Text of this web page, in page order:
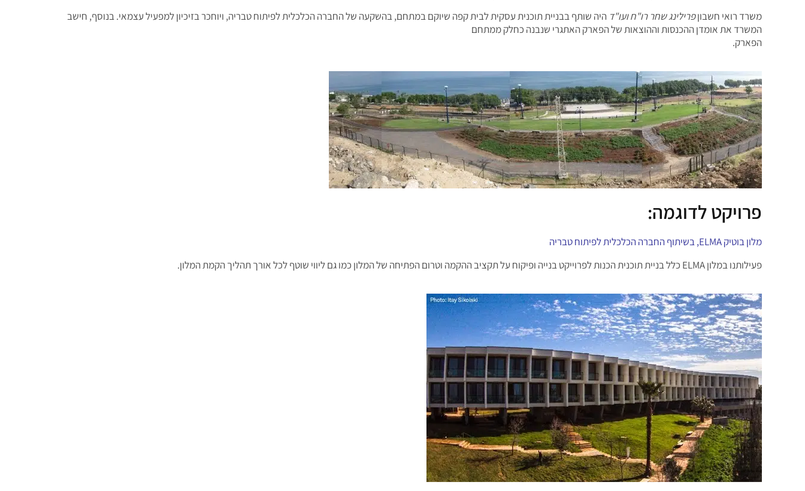
משרד רואי חשבוןפרילינג שחר רו"ח ועו"ד היה שותף בבניית תוכנית עסקית לבית קפה שיוקם במתחם, בהשקעה של החברה הכלכלית לפיתוח טבריה, ויוחכר בזיכיון למפעיל עצמאי. בנוסף, חישב
המשרד את אומדן ההכנסות וההוצאות של הפארק האתגרי שנבנה כחלק ממתחם
הפארק.
פרויקט לדוגמה:
מלון בוטיק ELMA, בשיתוף החברה הכלכלית לפיתוח טבריה
פעילותנו במלון ELMA כלל בניית תוכנית הכנות לפרוייקט בנייה ופיקוח על תקציב ההקמה וטרום הפתיחה של המלון
כמו גם ליווי שוטף לכל אורך תהליך הקמת המלון.